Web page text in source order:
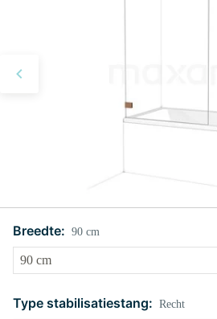
Breedte: 90 cm
Type stabilisatiestang: Recht